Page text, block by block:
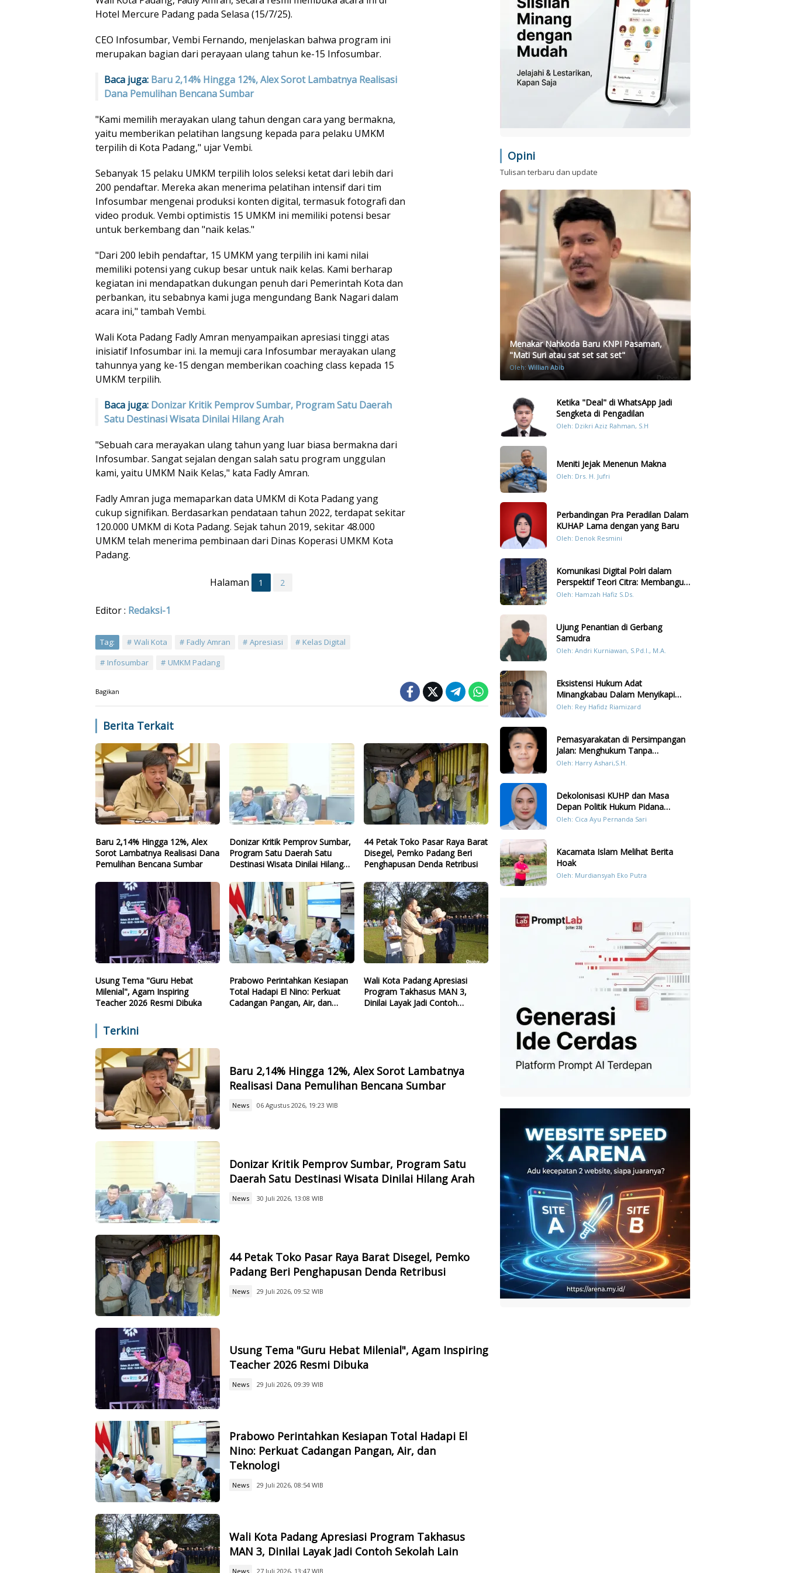
Hotel Mercure Padang pada Selasa (15/7/25).
CEO Infosumbar, Vembi Fernando, menjelaskan bahwa program ini
merupakan bagian dari perayaan ulang tahun ke-15 Infosumbar.
Baca juga: Baru 2,14% Hingga 12%, Alex Sorot Lambatnya Realisasi
Dana Pemulihan Bencana Sumbar
"Kami memilih merayakan ulang tahun dengan cara yang bermakna,
yaitu memberikan pelatihan langsung kepada para pelaku UMKM
terpilih di Kota Padang," ujar Vembi.
Sebanyak 15 pelaku UMKM terpilih lolos seleksi ketat dari lebih dari
200 pendaftar. Mereka akan menerima pelatihan intensif dari tim
Infosumbar mengenai produksi konten digital, termasuk fotografi dan
video produk. Vembi optimistis 15 UMKM ini memiliki potensi besar
untuk berkembang dan "naik kelas."
"Dari 200 lebih pendaftar, 15 UMKM yang terpilih ini kami nilai
memiliki potensi yang cukup besar untuk naik kelas. Kami berharap
kegiatan ini mendapatkan dukungan penuh dari Pemerintah Kota dan
perbankan, itu sebabnya kami juga mengundang Bank Nagari dalam
acara ini," tambah Vembi.
Wali Kota Padang Fadly Amran menyampaikan apresiasi tinggi atas
inisiatif Infosumbar ini. Ia memuji cara Infosumbar merayakan ulang
tahunnya yang ke-15 dengan memberikan coaching class kepada 15
UMKM terpilih.
Baca juga: Donizar Kritik Pemprov Sumbar, Program Satu Daerah
Satu Destinasi Wisata Dinilai Hilang Arah
"Sebuah cara merayakan ulang tahun yang luar biasa bermakna dari
Infosumbar. Sangat sejalan dengan salah satu program unggulan
kami, yaitu UMKM Naik Kelas," kata Fadly Amran.
Fadly Amran juga memaparkan data UMKM di Kota Padang yang
cukup signifikan. Berdasarkan pendataan tahun 2022, terdapat sekitar
120.000 UMKM di Kota Padang. Sejak tahun 2019, sekitar 48.000
UMKM telah menerima pembinaan dari Dinas Koperasi UMKM Kota
Padang.
Halaman 1 2
Editor : Redaksi-1
Tag: Wali Kota Fadly Amran Apresiasi
Kelas Digital
Infosumbar
UMKM Padang
Bagikan
Berita Terkait
Baru 2,14% Hingga 12%, Alex
Sorot Lambatnya Realisasi Dana
Pemulihan Bencana Sumbar
Donizar Kritik Pemprov Sumbar,
Program Satu Daerah Satu
Destinasi Wisata Dinilai Hilang
44 Petak Toko Pasar Raya Barat
Disegel, Pemko Padang Beri
Penghapusan Denda Retribusi
Usung Tema "Guru Hebat
Milenial", Agam Inspiring
Teacher 2026 Resmi Dibuka
Prabowo Perintahkan Kesiapan
Total Hadapi El Nino: Perkuat
Cadangan Pangan, Air, dan
Wali Kota Padang Apresiasi
Program Takhasus MAN 3,
Dinilai Layak Jadi Contoh
Terkini
Baru 2,14% Hingga 12%, Alex Sorot Lambatnya
Realisasi Dana Pemulihan Bencana Sumbar
News 06 Agustus 2026, 19:23 WIB
Donizar Kritik Pemprov Sumbar, Program Satu
Daerah Satu Destinasi Wisata Dinilai Hilang Arah
News 30 Juli 2026, 13:08 WIB
44 Petak Toko Pasar Raya Barat Disegel, Pemko
Padang Beri Penghapusan Denda Retribusi
News 29 Juli 2026, 09:52 WIB
Usung Tema "Guru Hebat Milenial", Agam Inspiring
Teacher 2026 Resmi Dibuka
News 29 Juli 2026, 09:39 WIB
Prabowo Perintahkan Kesiapan Total Hadapi El
Nino: Perkuat Cadangan Pangan, Air, dan
Teknologi
News 29 Juli 2026, 08:54 WIB
Wali Kota Padang Apresiasi Program Takhasus
MAN 3, Dinilai Layak Jadi Contoh Sekolah Lain
News 27 Juli 2026, 13:47 WIB
Opini
Tulisan terbaru dan update
Menakar Nahkoda Baru KNPI Pasaman,
"Mati Suri atau sat set sat set"
Oleh: Willian Abib
Ketika "Deal" di WhatsApp Jadi
Sengketa di Pengadilan
Oleh: Dzikri Aziz Rahman, S.H
Meniti Jejak Menenun Makna
Oleh: Drs. H. Jufri
Perbandingan Pra Peradilan Dalam
KUHAP Lama dengan yang Baru
Oleh: Denok Resmini
Komunikasi Digital Polri dalam
Perspektif Teori Citra: Membangun
Kepercayaan Publik Melalui Konten
Oleh: Hamzah Hafiz S.Ds.
Ujung Penantian di Gerbang
Samudra
Oleh: Andri Kurniawan, S.Pd.I., M.A.
Eksistensi Hukum Adat
Minangkabau Dalam Menyikapi
Prilaku LGBT Analisis Perbandingan
Oleh: Rey Hafidz Riamizard
Pemasyarakatan di Persimpangan
Jalan: Menghukum Tanpa
Memulihkan?
Oleh: Harry Ashari,S.H.
Dekolonisasi KUHP dan Masa
Depan Politik Hukum Pidana
Indonesia
Oleh: Cica Ayu Pernanda Sari
Kacamata Islam Melihat Berita
Hoak
Oleh: Murdiansyah Eko Putra